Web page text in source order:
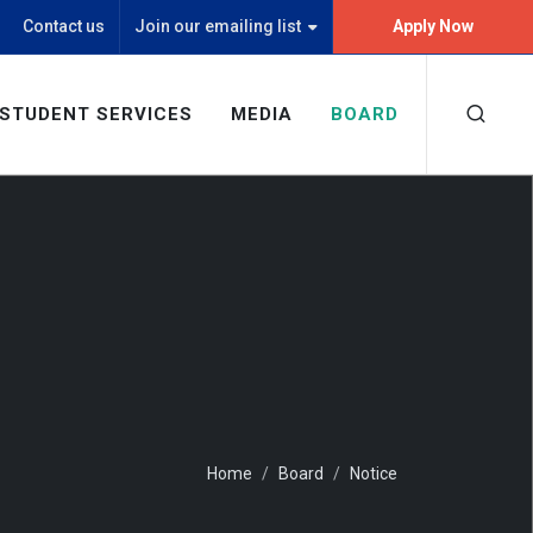
Contact us Join our emailing list Apply Now
STUDENT SERVICES MEDIA BOARD
Home Board Notice